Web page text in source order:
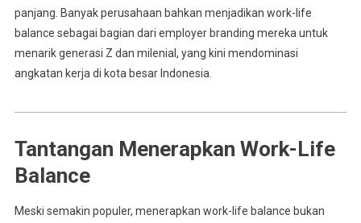
panjang. Banyak perusahaan bahkan menjadikan work-life
balance sebagai bagian dari employer branding mereka untuk
menarik generasi Z dan milenial, yang kini mendominasi
angkatan kerja di kota besar Indonesia.
Tantangan Menerapkan Work-Life
Balance
Meski semakin populer, menerapkan work-life balance bukan